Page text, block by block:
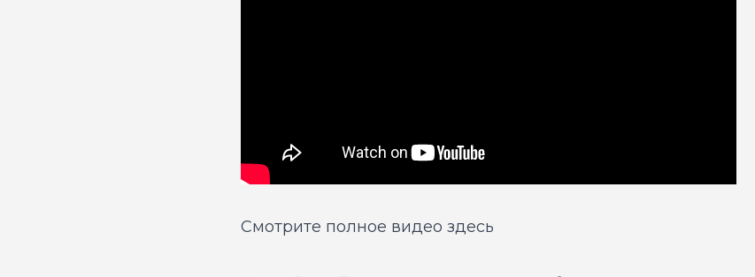
Смотрите полное видео здесь